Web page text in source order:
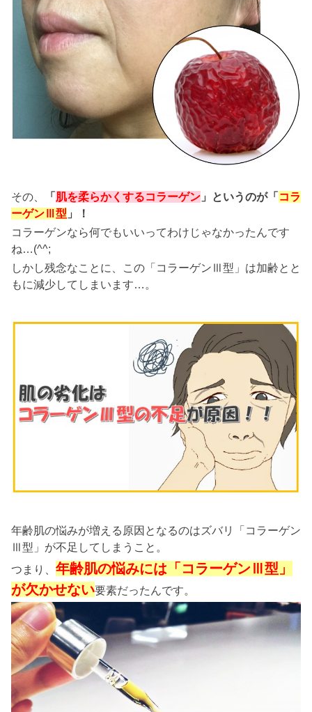
その、 「 肌を柔らかくするコラーゲン」というのが「 コラ
ーゲンⅢ型 」！
コラーゲンなら何でもいいってわけじゃなかったんです
ね…(^^;
しかし残念なことに、この「コラーゲンⅢ型」は加齢とと
もに減少してしまいます…。
年齢肌の悩みが増える原因となるのはズバリ「コラーゲン
Ⅲ型」が不足してしまうこと。
つまり、 年齢肌の悩みには「コラーゲンⅢ型」
が欠かせない要素だったんです。